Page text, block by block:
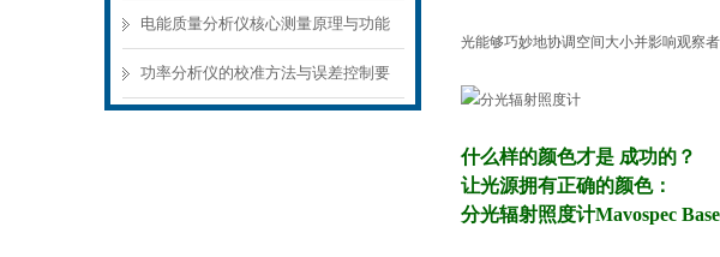
量应用场景
电能质量分析仪核心测量原理与功能
模块解析
功率分析仪的校准方法与误差控制要
光能够巧妙地协调空间大小并影响观察
什么样的颜色才是 成功的？
让光源拥有正确的颜色：
分光辐射照度计Mavospec Base